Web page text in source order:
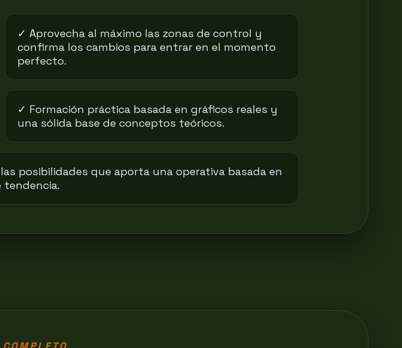
✓ Aprovecha al máximo las zonas de control y
confirma los cambios para entrar en el momento
perfecto.
✓ Formación práctica basada en gráficos reales y
una sólida base de conceptos teóricos.
posibilidades que aporta una operativa basada en
tendencia.